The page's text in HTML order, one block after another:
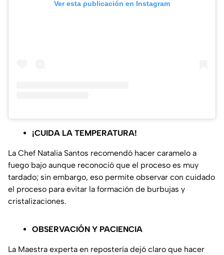
Ver esta publicación en Instagram
¡CUIDA LA TEMPERATURA!
La Chef Natalia Santos recomendó hacer caramelo a
fuego bajo aunque reconoció que el proceso es muy
tardado; sin embargo, eso permite observar con cuidado
el proceso para evitar la formación de burbujas y
cristalizaciones.
OBSERVACIÓN Y PACIENCIA
La Maestra experta en repostería dejó claro que hacer